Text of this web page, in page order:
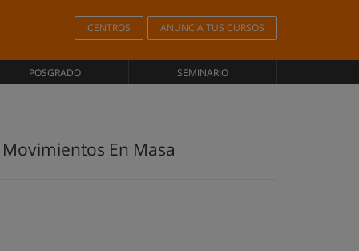
CENTROS ANUNCIA TUS CURSOS
POSGRADO SEMINARIO
En Masa